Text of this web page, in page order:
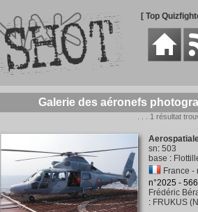
[ Top
Galerie des aéronefs
. . . 1 résultat
sn: 503
base :
France -
n°2025 -
Frédéric
: FRUKUS